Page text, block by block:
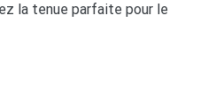
la tenue parfaite pour le